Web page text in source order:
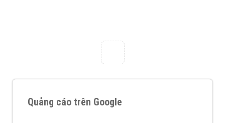
Quảng cáo trên Google